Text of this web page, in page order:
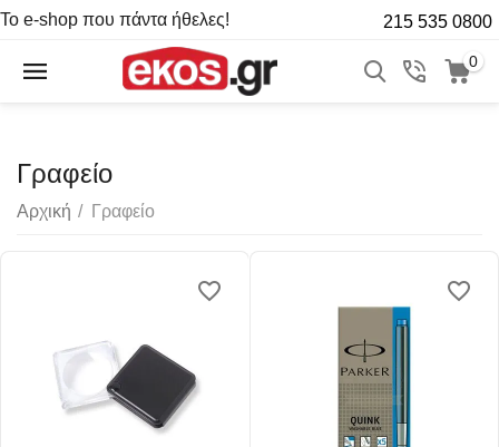
Το e-shop που πάντα ήθελες! 215 535 0800
0
Γραφείο
Αρχική / Γραφείο